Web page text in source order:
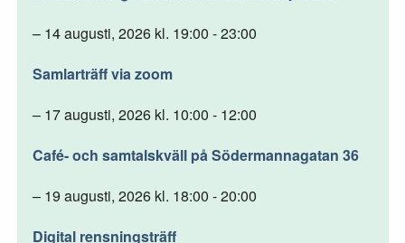
– 14 augusti, 2026 kl. 19:00 - 23:00
Samlarträff via zoom
– 17 augusti, 2026 kl. 10:00 - 12:00
Café- och samtalskväll på Södermannagatan 36
– 19 augusti, 2026 kl. 18:00 - 20:00
Digital rensningsträff